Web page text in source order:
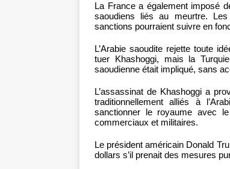
La France a également imposé
saoudiens liés au meurtre.
sanctions pourraient suivre en
L’Arabie saoudite rejette toute
tuer Khashoggi, mais la
saoudienne était impliqué, sans
L’assassinat de Khashoggi a
traditionnellement alliés à
sanctionner le royaume avec
commerciaux et militaires.
Le président américain Donald
dollars s’il prenait des mesures